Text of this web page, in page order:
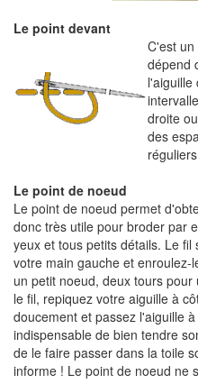
Le point devant
C'est
dépend
l'aiguille
droite
des
Le point de noeud
Le point de noeud permet
donc très utile pour broder par
yeux et tous petits détails. Le
votre main gauche et
un petit noeud, deux tours
le fil, repiquez votre aiguille à
doucement et passez l'aiguille
indispensable de bien tendre
de le faire passer dans la toile
informe ! Le point de noeud ne